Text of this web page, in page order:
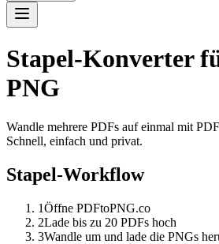
Stapel-Konverter
PNG
Wandle mehrere PDFs auf einmal mit
Schnell, einfach und privat.
Stapel-Workflow
1Öffne PDFtoPNG.co
2Lade bis zu 20 PDFs hoch
3Wandle um und lade die PNGs